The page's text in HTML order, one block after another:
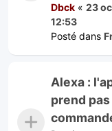
Dbck « 23
12:53
Posté dans
Alexa :
prend